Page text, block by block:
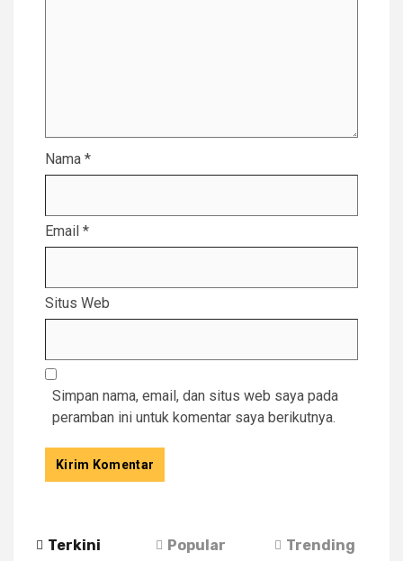
Nama *
Email *
Situs Web
Simpan nama, email, dan situs web saya pada
peramban ini untuk komentar saya berikutnya.
Terkini Popular Trending